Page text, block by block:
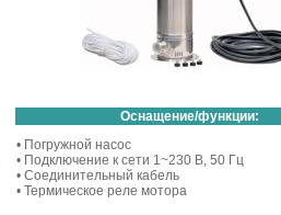
Оснащение/функции:
• Погружной насос
• Подключение к сети 1~230 В, 50 Гц
• Соединительный кабель
• Термическое реле мотора